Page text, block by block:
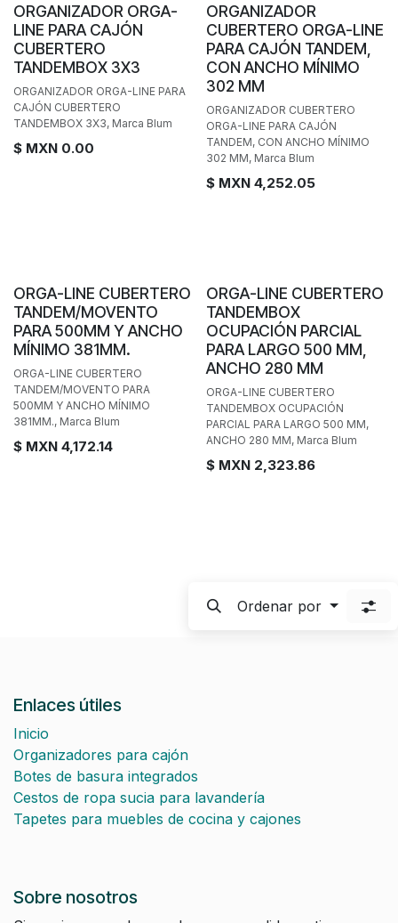
Personalizable
ORGANIZADOR ORGA-
LINE PARA CAJÓN
CUBERTERO
TANDEMBOX 3X3
ORGANIZADOR ORGA-LINE PARA
CAJÓN CUBERTERO
TANDEMBOX 3X3, Marca Blum
$ MXN 0.00
ORGANIZADOR
CUBERTERO ORGA-LINE
PARA CAJÓN TANDEM,
CON ANCHO MÍNIMO
302 MM
ORGANIZADOR CUBERTERO
ORGA-LINE PARA CAJÓN
TANDEM, CON ANCHO MÍNIMO
302 MM, Marca Blum
$ MXN 4,252.05
ORGA-LINE CUBERTERO
TANDEM/MOVENTO
PARA 500MM Y ANCHO
MÍNIMO 381MM.
ORGA-LINE CUBERTERO
TANDEM/MOVENTO PARA
500MM Y ANCHO MÍNIMO
381MM., Marca Blum
$ MXN 4,172.14
ORGA-LINE CUBERTERO
TANDEMBOX
OCUPACIÓN PARCIAL
PARA LARGO 500 MM,
ANCHO 280 MM
ORGA-LINE CUBERTERO
TANDEMBOX OCUPACIÓN
PARCIAL PARA LARGO 500 MM,
ANCHO 280 MM, Marca Blum
$ MXN 2,323.86
Ordenar por
Enlaces útiles
Inicio
Organizadores para cajón
Botes de basura integrados
Cestos de ropa sucia para lavandería
Tapetes para muebles de cocina y cajones
Sobre nosotros